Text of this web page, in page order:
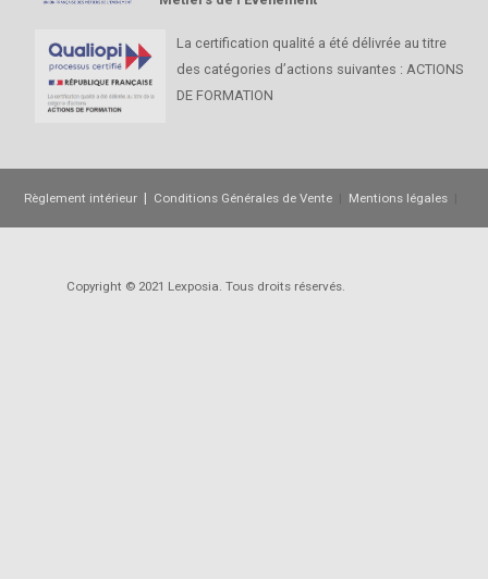
La certification qualité a été délivrée au titre
des catégories d’actions suivantes : ACTIONS
DE FORMATION
Règlement intérieur | Conditions Générales de Vente Mentions légales
Copyright © 2021 Lexposia. Tous droits réservés.